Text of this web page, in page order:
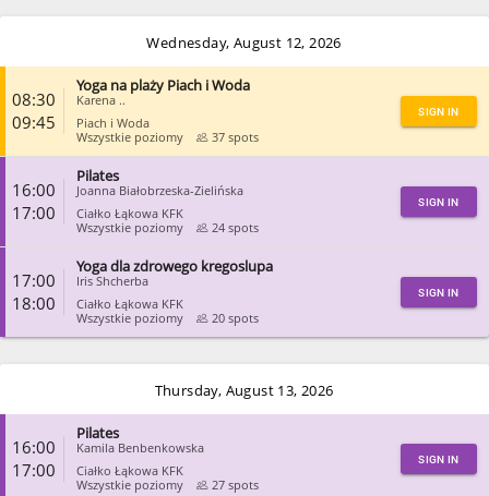
CLOSE
Wednesday, August 12, 2026
08:30
09:45
Yoga na plaży Piach i Woda
Karena ..
Piach i Woda
Wszystkie poziomy
37 spots
SIGN IN
16:00
17:00
Pilates
Joanna Białobrzeska-Zielińska
Ciałko Łąkowa KFK
Wszystkie poziomy
24 spots
SIGN IN
17:00
18:00
Yoga dla zdrowego kregoslupa
Iris Shcherba
Ciałko Łąkowa KFK
Wszystkie poziomy
20 spots
SIGN IN
CLOSE
Thursday, August 13, 2026
16:00
17:00
Pilates
Kamila Benbenkowska
Ciałko Łąkowa KFK
Wszystkie poziomy
27 spots
SIGN IN